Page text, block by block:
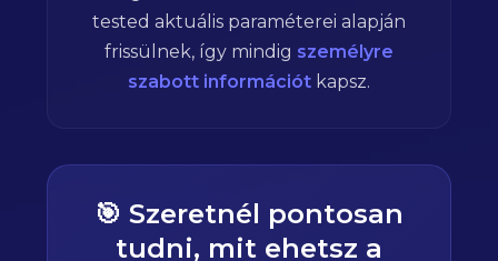
tested aktuális paraméterei alapján
frissülnek, így mindig személyre
szabott információt kapsz.
🎯 Szeretnél pontosan
tudni, mit ehetsz a